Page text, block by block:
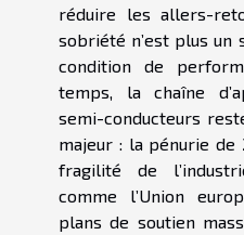
réduire les allers-
sobriété n’est plus un
condition de
temps, la chaîne
semi-conducteurs
majeur : la pénurie
fragilité de
comme l’Union
plans de soutien